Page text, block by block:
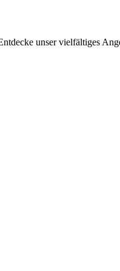
unser vielfältiges